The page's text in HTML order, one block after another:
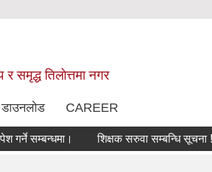
समृद्ध तिलाेत्तमा नगर
डाउनलोड CAREER
सम्बन्धमा। शिक्षक सरुवा सम्बन्धि सूचना !